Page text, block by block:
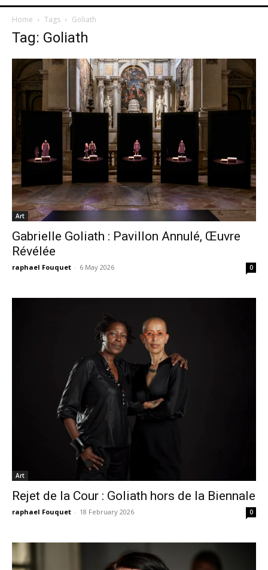
Home Tags Goliath
Tag: Goliath
Art
Gabrielle Goliath : Pavillon Annulé, Œuvre
Révélée
raphael Fouquet - 6 May 2026 0
Art
Rejet de la Cour : Goliath hors de la Biennale
raphael Fouquet - 18 February 2026 0